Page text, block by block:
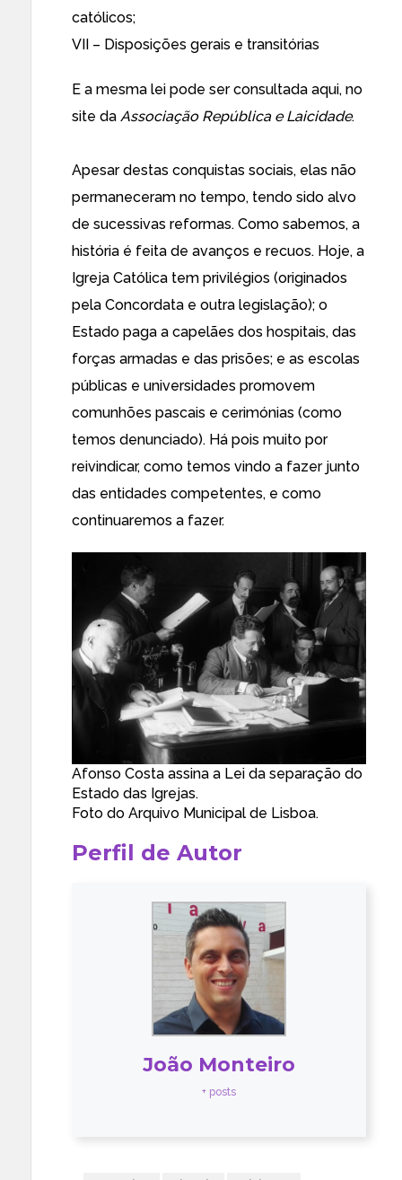
católicos;
VII – Disposições gerais e transitórias
E a mesma lei pode ser consultada aqui, no
site da Associação República e Laicidade.
Apesar destas conquistas sociais, elas não
permaneceram no tempo, tendo sido alvo
de sucessivas reformas. Como sabemos, a
história é feita de avanços e recuos. Hoje, a
Igreja Católica tem privilégios (originados
pela Concordata e outra legislação); o
Estado paga a capelães dos hospitais, das
forças armadas e das prisões; e as escolas
públicas e universidades promovem
comunhões pascais e cerimónias (como
temos denunciado). Há pois muito por
reivindicar, como temos vindo a fazer junto
das entidades competentes, e como
continuaremos a fazer.
Afonso Costa assina a Lei da separação do
Estado das Igrejas.
Foto do Arquivo Municipal de Lisboa.
Perfil de Autor
João Monteiro
+ posts